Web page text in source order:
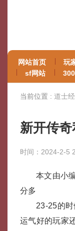
网站首页 玩
sf网站
当前位置 : 道士
新开传
时间：2024-2-5
本文由小
分多
23-25的
运气好的玩家